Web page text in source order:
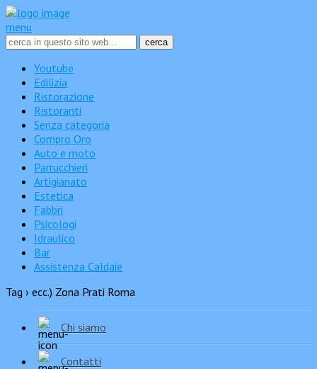
menu
Youtube
Edilizia
Ristorazione
Ristoranti
Senza categoria
Compro Oro
Auto e moto
Parrucchieri
Artigianato
Estetica
Fabbri
Psicologi
Idraulico
Bar
Assistenza Caldaie
Tag › ecc.) Zona Prati Roma
Chi siamo
Contatti